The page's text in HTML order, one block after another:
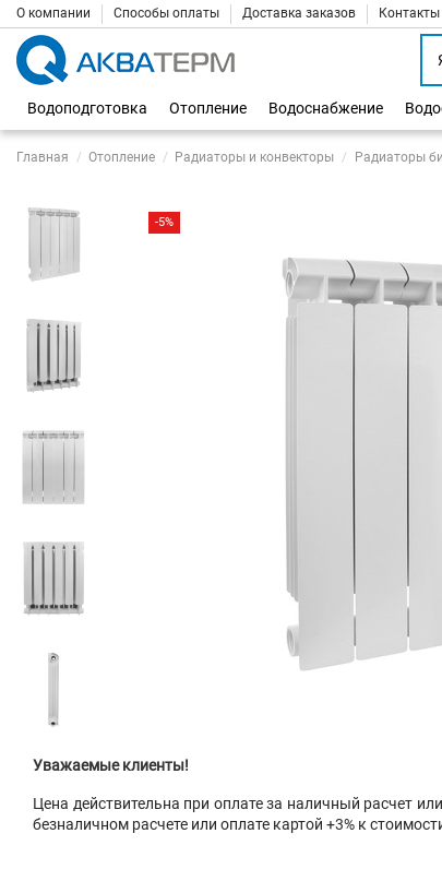
О компании Способы оплаты Доставка заказов Контакты
Водоподготовка Отопление Водоснабжение
Главная Отопление Радиаторы и конвекторы Радиаторы
-5%
Уважаемые клиенты!
Цена действительна при оплате за наличный расчет
безналичном расчете или оплате картой +3% к